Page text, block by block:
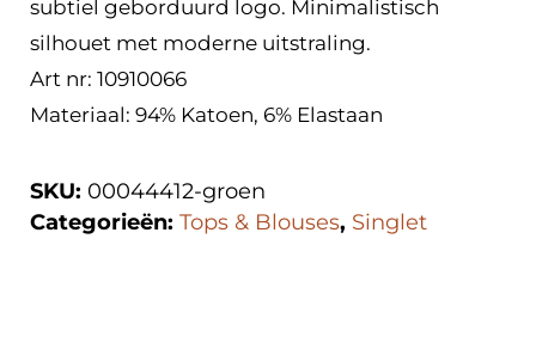
subtiel geborduurd logo. Minimalistisch
silhouet met moderne uitstraling.
Art nr: 10910066
Materiaal: 94% Katoen, 6% Elastaan
SKU: 00044412-groen
Categorieën: Tops & Blouses, Singlet